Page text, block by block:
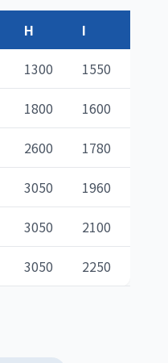
H
I
1300 1550
1800 1600
2600 1780
3050 1960
3050 2100
3050 2250